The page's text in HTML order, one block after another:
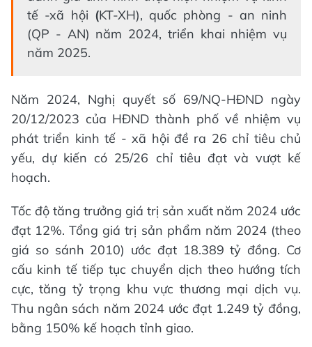
tế -xã hội (KT-XH), quốc phòng - an ninh
(QP - AN) năm 2024, triển khai nhiệm vụ
năm 2025.
Năm 2024, Nghị quyết số 69/NQ-HĐND ngày
20/12/2023 của HĐND thành phố về nhiệm vụ
phát triển kinh tế - xã hội đề ra 26 chỉ tiêu chủ
yếu, dự kiến có 25/26 chỉ tiêu đạt và vượt kế
hoạch.
Tốc độ tăng trưởng giá trị sản xuất năm 2024 ước
đạt 12%. Tổng giá trị sản phẩm năm 2024 (theo
giá so sánh 2010) ước đạt 18.389 tỷ đồng. Cơ
cấu kinh tế tiếp tục chuyển dịch theo hướng tích
cực, tăng tỷ trọng khu vực thương mại dịch vụ.
Thu ngân sách năm 2024 ước đạt 1.249 tỷ đồng,
bằng 150% kế hoạch tỉnh giao.